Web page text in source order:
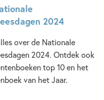
2024
over de Nationale
2024. Ontdek ook
top 10 en het
van het Jaar.